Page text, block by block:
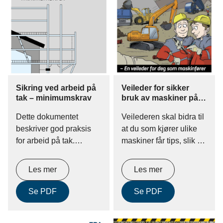
Sikring ved arbeid på
tak – minimumskrav
Dette dokumentet
beskriver god praksis
for arbeid på tak.
deg til å utføre arbeidet
på en sikker og trygg
måte og slik at du
oppfyller kravene i
Les mer
Se PDF
Veileder for sikker
bruk av maskiner på
Veilederen skal bidra til
at du som kjører ulike
maskiner får tips, slik at
Det er arbeidsgiveren
som ansvaret for å
legge til rette, gi deg
opplæring og sørge for
Les mer
Se PDF